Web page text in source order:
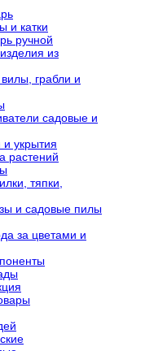
и катки
ручной
из
грабли и
садовые и
и укрытия
растений
тяпки,
и садовые пилы
за цветами и